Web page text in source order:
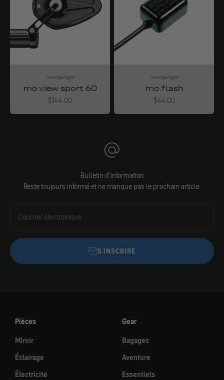
motogadget
mo.view sport 60
Angebot
$144.00
motogadget
mo.flash
Angebot
$44.00
Bulletin d'information
Reste toujours informé et ne manque pas le prochain article.
Courrier électronique
S'INSCRIRE
Pièces
Miroir
Éclairage
Électricité
Gear
Bagages
Aventure
Essentiels